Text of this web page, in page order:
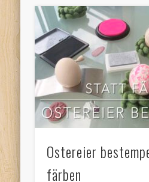
Ostereier
färben